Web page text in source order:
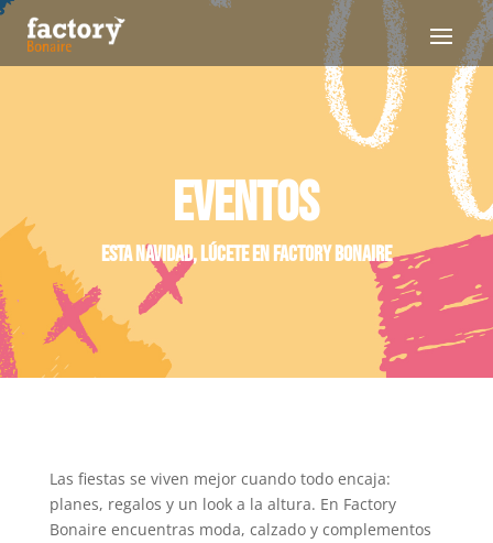
EVENTOS
ESTA NAVIDAD, LÚCETE EN FACTORY BONAIRE
Las fiestas se viven mejor cuando todo encaja:
planes, regalos y un look a la altura. En Factory
Bonaire encuentras moda, calzado y complementos